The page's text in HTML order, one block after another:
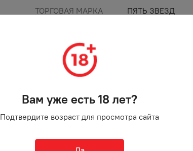
ТОРГОВАЯ МАРКА
ПЯТЬ ЗВЕЗД
Вам уже есть 18 лет?
Подтвердите возраст для просмотра сайта